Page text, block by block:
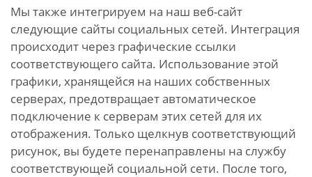
Мы также интегрируем на наш веб-сайт
следующие сайты социальных сетей. Интеграция
происходит через графические ссылки
соответствующего сайта. Использование этой
графики, хранящейся на наших собственных
серверах, предотвращает автоматическое
подключение к серверам этих сетей для их
отображения. Только щелкнув соответствующий
рисунок, вы будете перенаправлены на службу
соответствующей социальной сети. После того,